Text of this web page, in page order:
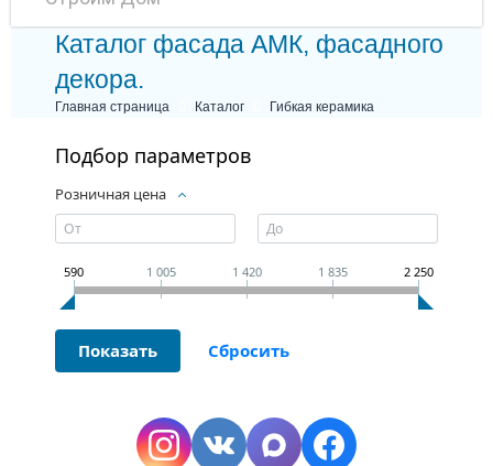
Каталог фасада АМК, фасадного
декора.
Главная страница Каталог Гибкая керамика
Подбор параметров
Розничная цена
590 1 005 1 420 1 835 2 250